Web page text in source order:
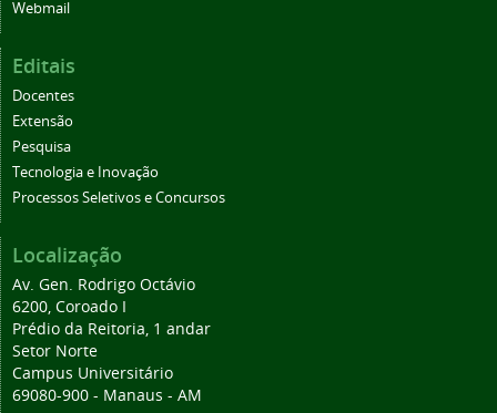
Webmail
Editais
Docentes
Extensão
Pesquisa
Tecnologia e Inovação
Processos Seletivos e Concursos
Localização
Av. Gen. Rodrigo Octávio
6200, Coroado I
Prédio da Reitoria, 1 andar
Setor Norte
Campus Universitário
69080-900 - Manaus - AM